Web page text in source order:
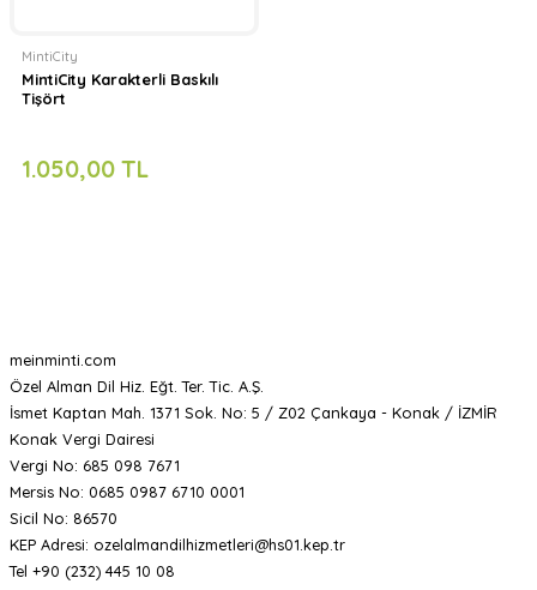
MintiCity
MintiCity Karakterli Baskılı
Tişört
1.050,00 TL
meinminti.com
Özel Alman Dil Hiz. Eğt. Ter. Tic. A.Ş.
İsmet Kaptan Mah. 1371 Sok. No: 5 / Z02 Çankaya - Konak / İZMİR
Konak Vergi Dairesi
Vergi No: 685 098 7671
Mersis No: 0685 0987 6710 0001
Sicil No: 86570
KEP Adresi: ozelalmandilhizmetleri@hs01.kep.tr
Tel +90 (232) 445 10 08